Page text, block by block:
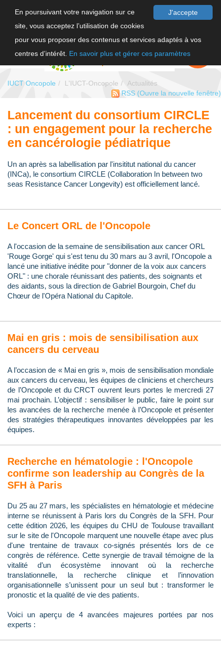
J'accepte
En poursuivant votre navigation sur ce
site, vous acceptez l’utilisation de cookies
pour vous proposer des contenus et services adaptés à vos
centres d’intérêt. En savoir plus et gérer ces paramètres
FAIRE UN
DON
IUCT Oncopole L'IUCT-Oncopole
Actualités
RSS (Ouvre la nouvelle fenêtre)
Lancement du consortium CIRCLE
: un engagement pour la recherche
en cancérologie pédiatrique
Un an après sa labellisation par l'insititut national du cancer
(INCa), le consortium CIRCLE (Collaboration In between two
seas Resistance Cancer Longevity) est officiellement lancé.
Le Concert ORL de l'Oncopole
A l'occasion de la semaine de sensibilisation aux cancer ORL
'Rouge Gorge' qui s'est tenu du 30 mars au 3 avril, l'Oncopole a
lancé une initiative inédite pour "donner de la voix aux cancers
ORL" : une chorale réunissant des patients, des soignants et
des aidants, sous la direction de Gabriel Bourgoin, Chef du
Chœur de l'Opéra National du Capitole.
Mai en gris : mois de sensibilisation aux
cancers du cerveau
A l’occasion de « Mai en gris », mois de sensibilisation mondiale
aux cancers du cerveau, les équipes de cliniciens et chercheurs
de l’Oncopole et du CRCT ouvrent leurs portes le mercredi 27
mai prochain. L’objectif : sensibiliser le public, faire le point sur
les avancées de la recherche menée à l’Oncopole et présenter
des stratégies thérapeutiques innovantes développées par les
équipes.
Recherche en hématologie : l'Oncopole
confirme son leadership au Congrès de la
SFH à Paris
Du 25 au 27 mars, les spécialistes en hématologie et médecine
interne se réunissent à Paris lors du Congrès de la SFH. Pour
cette édition 2026, les équipes du CHU de Toulouse travaillant
sur le site de l'Oncopole marquent une nouvelle étape avec plus
d'une trentaine de travaux co-signés présentés lors de ce
congrès de référence. Cette synergie de travail témoigne de la
vitalité d’un écosystème innovant où la recherche
translationnelle, la recherche clinique et l’innovation
organisationnelle s’unissent pour un seul but : transformer le
pronostic et la qualité de vie des patients.
Voici un aperçu de 4 avancées majeures portées par nos
experts :